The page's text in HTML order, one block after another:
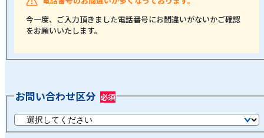
今一度、ご入力頂きました電話番号にお間違いがないかご確認
をお願いいたします。
お問い合わせ区分